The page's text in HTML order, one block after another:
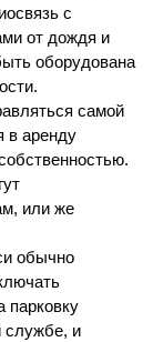
с
от дождя и
оборудована
самой
в аренду
или же
обычно
парковку
службе, и